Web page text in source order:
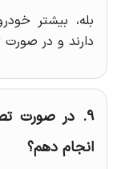
بله، بیشتر
دارند و در
9. در صورت
انجام دهم؟